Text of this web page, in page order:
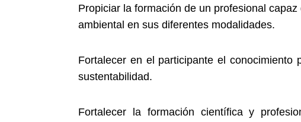
Propiciar la formación de un profesional
ambiental en sus diferentes modalidades.
Fortalecer en el participante el
sustentabilidad.
Fortalecer la formación científica y